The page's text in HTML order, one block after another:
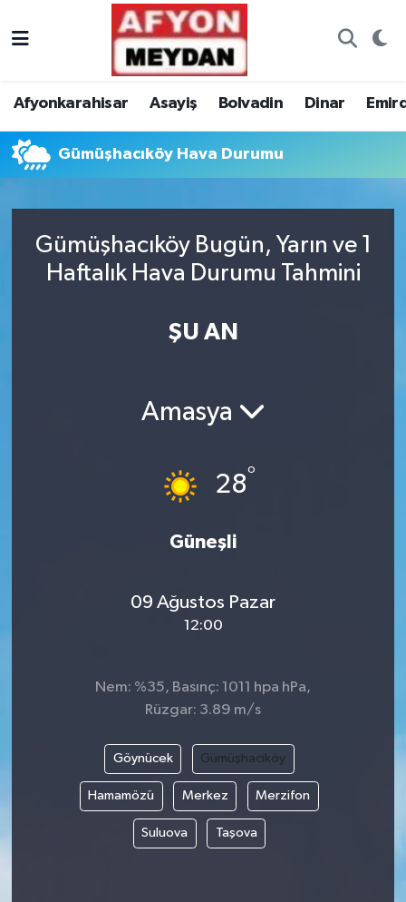
Afyonkarahisar Asayiş Bolvadin Dinar
Gümüşhacıköy Hava Durumu
Gümüşhacıköy Bugün, Yarın ve 1
Haftalık Hava Durumu Tahmini
ŞU AN
Amasya
28°
Güneşli
09 Ağustos Pazar
12:00
Nem: %35, Basınç: 1011 hpa hPa,
Rüzgar: 3.89 m/s
Göynücek Gümüşhacıköy
Hamamözü Merkez Merzifon
Suluova Taşova
Nöbetçi Eczaneler
Trafik Durumu
Süper Lig Puan Durumu ve Fikstür
Tüm Manşetler